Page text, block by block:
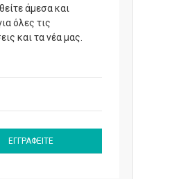
άμεσα και
όλες τις
και τα νέα μας.